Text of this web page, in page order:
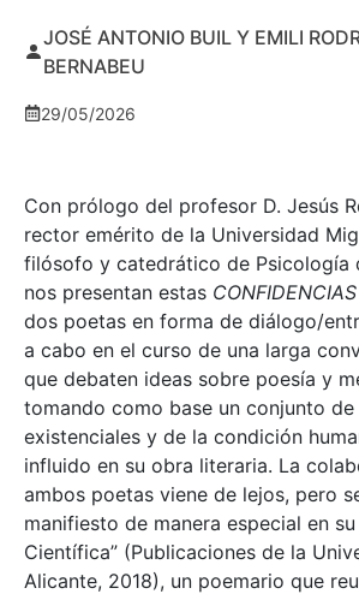
JOSÉ ANTONIO BUIL Y EMILI
BERNABEU
29/05/2026
Con prólogo del profesor D. Jesús
rector emérito de la Universidad
filósofo y catedrático de Psicología
nos presentan estas CONFIDENCIAS
dos poetas en forma de diálogo/
a cabo en el curso de una larga
que debaten ideas sobre poesía y
tomando como base un conjunto de
existenciales y de la condición
influido en su obra literaria. La
ambos poetas viene de lejos, pero
manifiesto de manera especial en su
Científica” (Publicaciones de la
Alicante, 2018), un poemario que